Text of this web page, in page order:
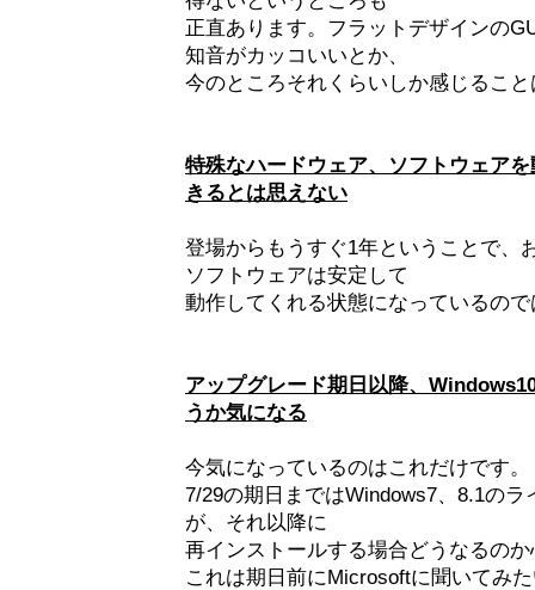
正直あります。フラットデザインの
知音がカッコいいとか、
今のところそれくらいしか感じるこ
特殊なハードウェア、ソフトウェア
きるとは思えない
登場からもうすぐ1年ということで、
ソフトウェアは安定して
動作してくれる状態になっているの
アップグレード期日以降、
うか気になる
今気になっているのはこれだけです。
7/29の期日まではWindows7、8.1の
が、それ以降に
再インストールする場合どうなるの
これは期日前にMicrosoftに聞いてみ